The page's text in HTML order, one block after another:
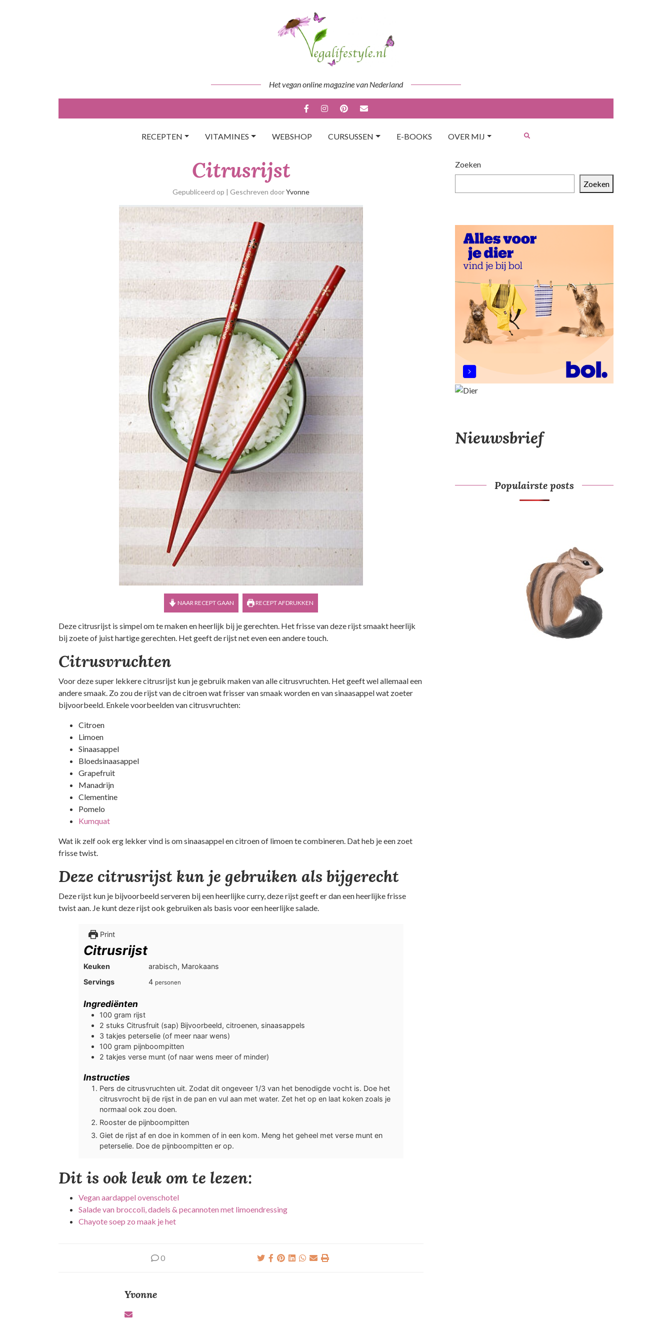
Het vegan online magazine van Nederland
RECEPTEN VITAMINES WEBSHOP CURSUSSEN E-BOOKS OVER MIJ
Citrusrijst
Gepubliceerd op | Geschreven doorYvonne
NAAR RECEPT GAAN RECEPT AFDRUKKEN
Deze citrusrijst is simpel om te maken en heerlijk bij je gerechten. Het frisse van deze rijst smaakt heerlijk
bij zoete of juist hartige gerechten. Het geeft de rijst net even een andere touch.
Citrusvruchten
Voor deze super lekkere citrusrijst kun je gebruik maken van alle citrusvruchten. Het geeft wel allemaal een
andere smaak. Zo zou de rijst van de citroen wat frisser van smaak worden en van sinaasappel wat zoeter
bijvoorbeeld. Enkele voorbeelden van citrusvruchten:
Citroen
Limoen
Sinaasappel
Bloedsinaasappel
Grapefruit
Manadrijn
Clementine
Pomelo
Kumquat
Wat ik zelf ook erg lekker vind is om sinaasappel en citroen of limoen te combineren. Dat heb je een zoet
frisse twist.
Deze citrusrijst kun je gebruiken als bijgerecht
Deze rijst kun je bijvoorbeeld serveren bij een heerlijke curry, deze rijst geeft er dan een heerlijke frisse
twist aan. Je kunt deze rijst ook gebruiken als basis voor een heerlijke salade.
Print
Citrusrijst
Keuken
arabisch, Marokaans
Servings
4 personen
Ingrediënten
100 gram rijst
2 stuks Citrusfruit (sap) Bijvoorbeeld, citroenen, sinaasappels
3 takjes peterselie (of meer naar wens)
100 gram pijnboompitten
2 takjes verse munt (of naar wens meer of minder)
Instructies
Pers de citrusvruchten uit. Zodat dit ongeveer 1/3 van het benodigde vocht is. Doe het
citrusvrocht bij de rijst in de pan en vul aan met water. Zet het op en laat koken zoals je
normaal ook zou doen.
Rooster de pijnboompitten
Giet de rijst af en doe in kommen of in een kom. Meng het geheel met verse munt en
peterselie. Doe de pijnboompitten er op.
Dit is ook leuk om te lezen:
Vegan aardappel ovenschotel
Salade van broccoli, dadels & pecannoten met limoendressing
Chayote soep zo maak je het
0
Yvonne
Zoeken
Zoeken
Nieuwsbrief
Populairste posts